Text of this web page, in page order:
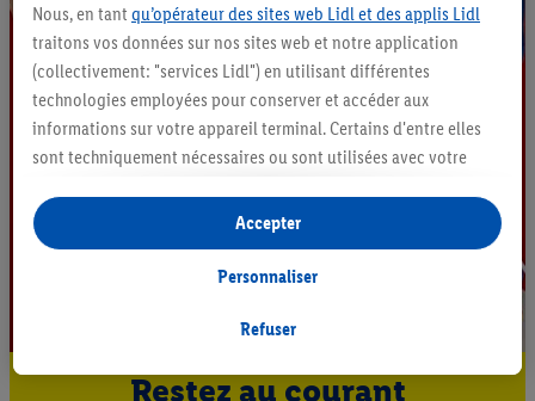
Restez au courant
Nous, en tant qu’opérateur des sites web Lidl et des applis Lidl
traitons vos données sur nos sites web et notre application
(collectivement: "services Lidl") en utilisant différentes
technologies employées pour conserver et accéder aux
informations sur votre appareil terminal. Certains d'entre elles
sont techniquement nécessaires ou sont utilisées avec votre
des statistiques ou pour des publicités personnalisées au sein
et en dehors des services Lidl. Si vous participez au programme
Lidl Plus, les données issues de votre comportement d’achat en
Si vous donnez consentement ici à des fins de publicités
connectez à votre compte Lidl Plus existant, nous et notre
Refuser
Personnaliser
Accepter